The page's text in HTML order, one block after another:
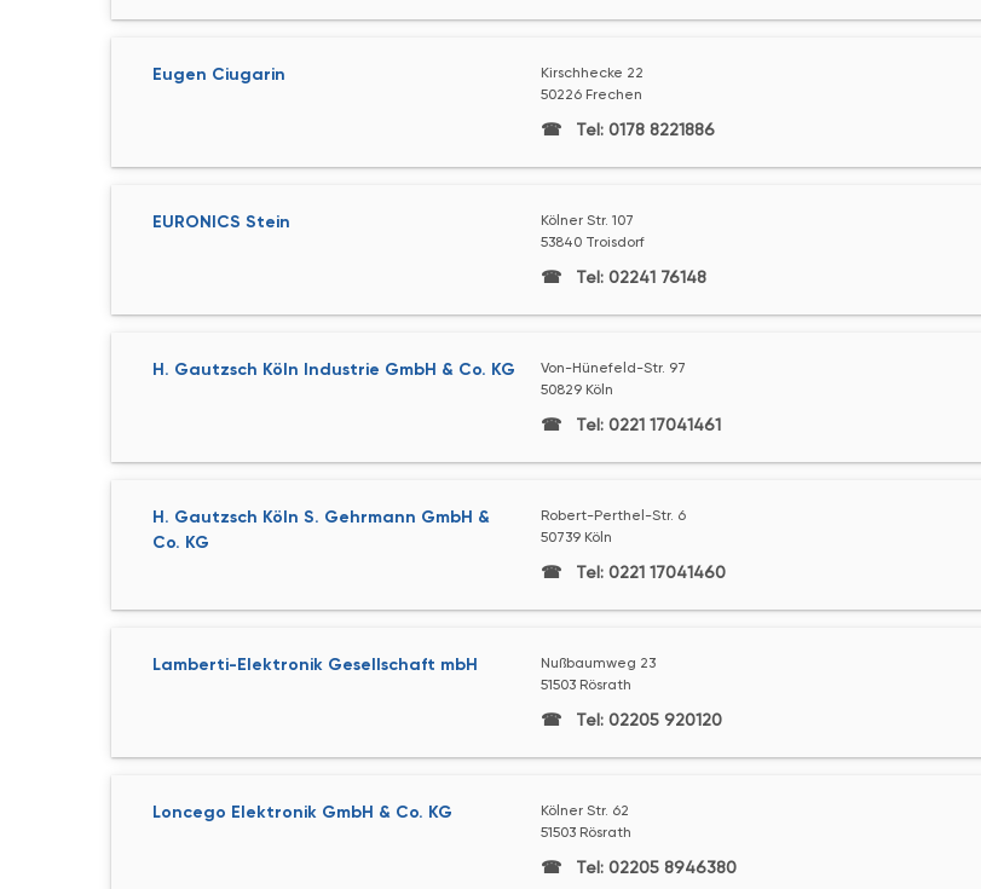
Eugen Ciugarin
Kirschhecke 22
50226 Frechen
Tel: 0178 8221886
EURONICS Stein
Kölner Str. 107
53840 Troisdorf
Tel: 02241 76148
H. Gautzsch Köln Industrie GmbH & Co. KG
Von-Hünefeld-Str. 97
50829 Köln
Tel: 0221 17041461
H. Gautzsch Köln S. Gehrmann GmbH &
Co. KG
Robert-Perthel-Str. 6
50739 Köln
Tel: 0221 17041460
Lamberti-Elektronik Gesellschaft mbH
Nußbaumweg 23
51503 Rösrath
Tel: 02205 920120
Loncego Elektronik GmbH & Co. KG
Kölner Str. 62
51503 Rösrath
Tel: 02205 8946380